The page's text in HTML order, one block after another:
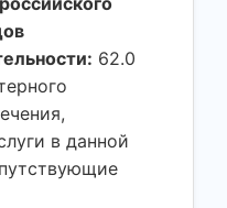
62.0
в данной